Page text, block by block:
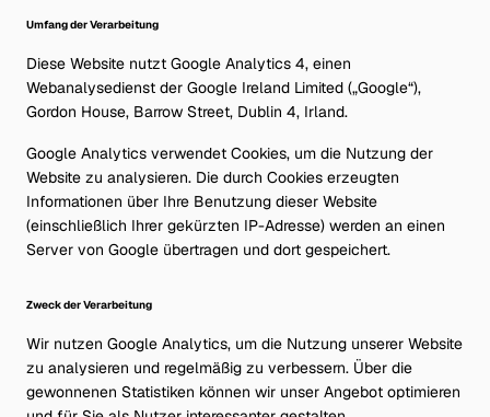
Umfang der Verarbeitung
Diese Website nutzt Google Analytics 4, einen
Webanalysedienst der Google Ireland Limited („Google“),
Gordon House, Barrow Street, Dublin 4, Irland.
Google Analytics verwendet Cookies, um die Nutzung der
Website zu analysieren. Die durch Cookies erzeugten
Informationen über Ihre Benutzung dieser Website
(einschließlich Ihrer gekürzten IP-Adresse) werden an einen
Server von Google übertragen und dort gespeichert.
Zweck der Verarbeitung
Wir nutzen Google Analytics, um die Nutzung unserer Website
zu analysieren und regelmäßig zu verbessern. Über die
gewonnenen Statistiken können wir unser Angebot optimieren